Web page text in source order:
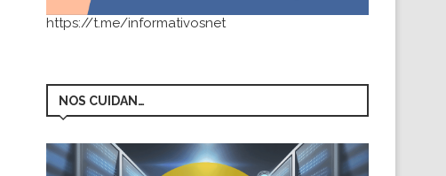
https://t.me/informativosnet
NOS CUIDAN…